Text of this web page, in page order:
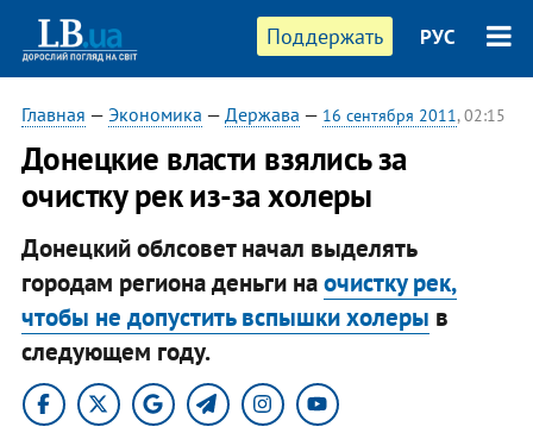
Поддержать РУС
Главная — Экономика — Держава — 16 сентября 2011, 02:15
​Донецкие власти взялись за
очистку рек из-за холеры
Донецкий облсовет начал выделять
городам региона деньги наочистку рек,
чтобы не допустить вспышки холеры в
следующем году.